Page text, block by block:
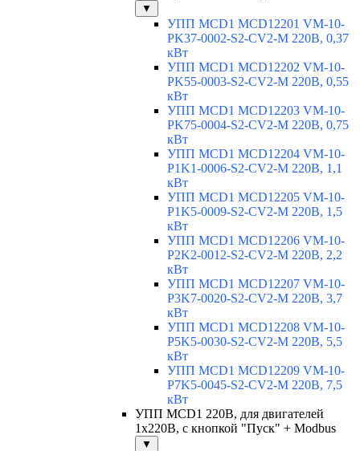
▼
УПП MCD1 MCD12201 VM-10-
PK37-0002-S2-CV2-M 220В, 0,37
кВт
УПП MCD1 MCD12202 VM-10-
PK55-0003-S2-CV2-M 220В, 0,55
кВт
УПП MCD1 MCD12203 VM-10-
PK75-0004-S2-CV2-M 220В, 0,75
кВт
УПП MCD1 MCD12204 VM-10-
P1K1-0006-S2-CV2-M 220В, 1,1
кВт
УПП MCD1 MCD12205 VM-10-
P1K5-0009-S2-CV2-M 220В, 1,5
кВт
УПП MCD1 MCD12206 VM-10-
P2K2-0012-S2-CV2-M 220В, 2,2
кВт
УПП MCD1 MCD12207 VM-10-
P3K7-0020-S2-CV2-M 220В, 3,7
кВт
УПП MCD1 MCD12208 VM-10-
P5K5-0030-S2-CV2-M 220В, 5,5
кВт
УПП MCD1 MCD12209 VM-10-
P7K5-0045-S2-CV2-M 220В, 7,5
кВт
УПП MCD1 220В, для двигателей
1х220В, с кнопкой "Пуск" + Modbus
▼